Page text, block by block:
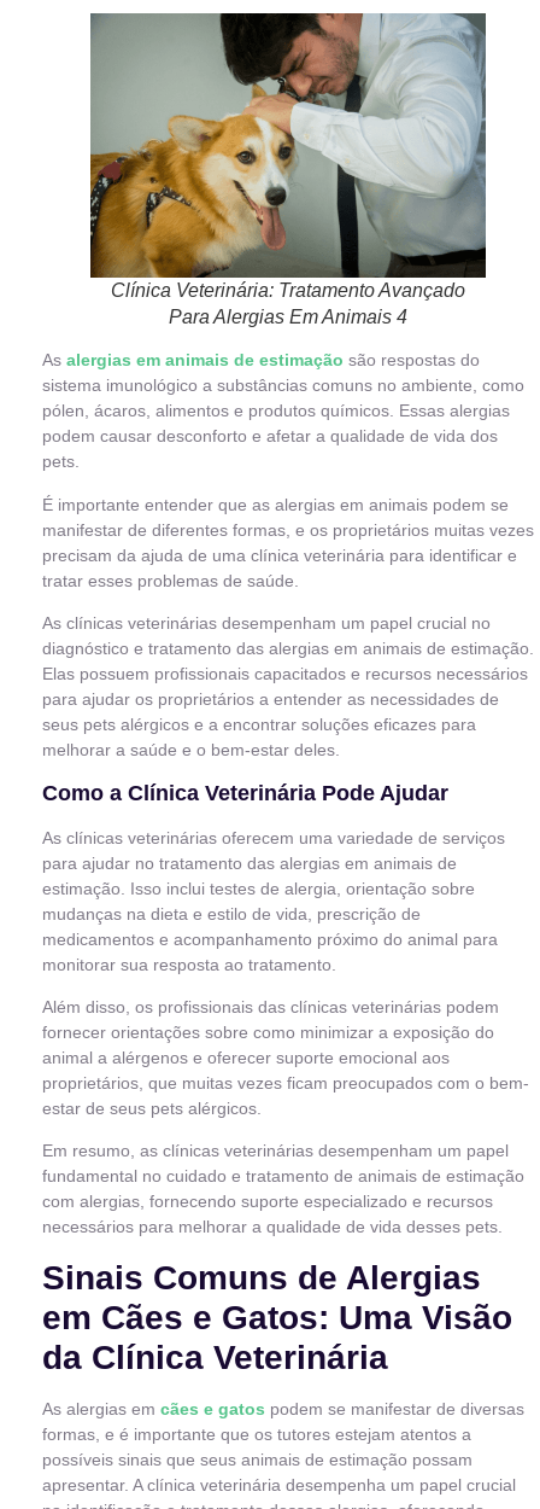
Clínica Veterinária: Tratamento Avançado
Para Alergias Em Animais 4
As alergias em animais de estimação são respostas do
sistema imunológico a substâncias comuns no ambiente, como
pólen, ácaros, alimentos e produtos químicos. Essas alergias
podem causar desconforto e afetar a qualidade de vida dos
pets.
É importante entender que as alergias em animais podem se
manifestar de diferentes formas, e os proprietários muitas vezes
precisam da ajuda de uma clínica veterinária para identificar e
tratar esses problemas de saúde.
As clínicas veterinárias desempenham um papel crucial no
diagnóstico e tratamento das alergias em animais de estimação.
Elas possuem profissionais capacitados e recursos necessários
para ajudar os proprietários a entender as necessidades de
seus pets alérgicos e a encontrar soluções eficazes para
melhorar a saúde e o bem-estar deles.
Como a Clínica Veterinária Pode Ajudar
As clínicas veterinárias oferecem uma variedade de serviços
para ajudar no tratamento das alergias em animais de
estimação. Isso inclui testes de alergia, orientação sobre
mudanças na dieta e estilo de vida, prescrição de
medicamentos e acompanhamento próximo do animal para
monitorar sua resposta ao tratamento.
Além disso, os profissionais das clínicas veterinárias podem
fornecer orientações sobre como minimizar a exposição do
animal a alérgenos e oferecer suporte emocional aos
proprietários, que muitas vezes ficam preocupados com o bem-
estar de seus pets alérgicos.
Em resumo, as clínicas veterinárias desempenham um papel
fundamental no cuidado e tratamento de animais de estimação
com alergias, fornecendo suporte especializado e recursos
necessários para melhorar a qualidade de vida desses pets.
Sinais Comuns de Alergias
em Cães e Gatos: Uma Visão
da Clínica Veterinária
As alergias em cães e gatos podem se manifestar de diversas
formas, e é importante que os tutores estejam atentos a
possíveis sinais que seus animais de estimação possam
apresentar. A clínica veterinária desempenha um papel crucial